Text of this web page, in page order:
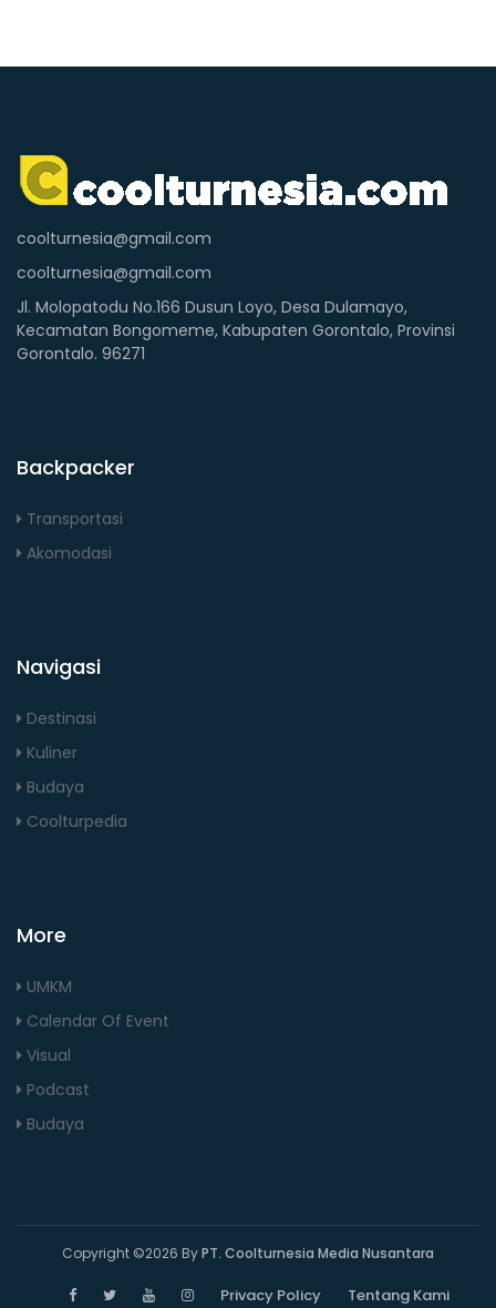
coolturnesia@gmail.com
coolturnesia@gmail.com
Jl. Molopatodu No.166 Dusun Loyo, Desa Dulamayo,
Kecamatan Bongomeme, Kabupaten Gorontalo, Provinsi
Gorontalo. 96271
Backpacker
Transportasi
Akomodasi
Navigasi
Destinasi
Kuliner
Budaya
Coolturpedia
More
UMKM
Calendar Of Event
Visual
Podcast
Budaya
Copyright ©2026 ByPT. Coolturnesia Media Nusantara
Privacy Policy Tentang Kami